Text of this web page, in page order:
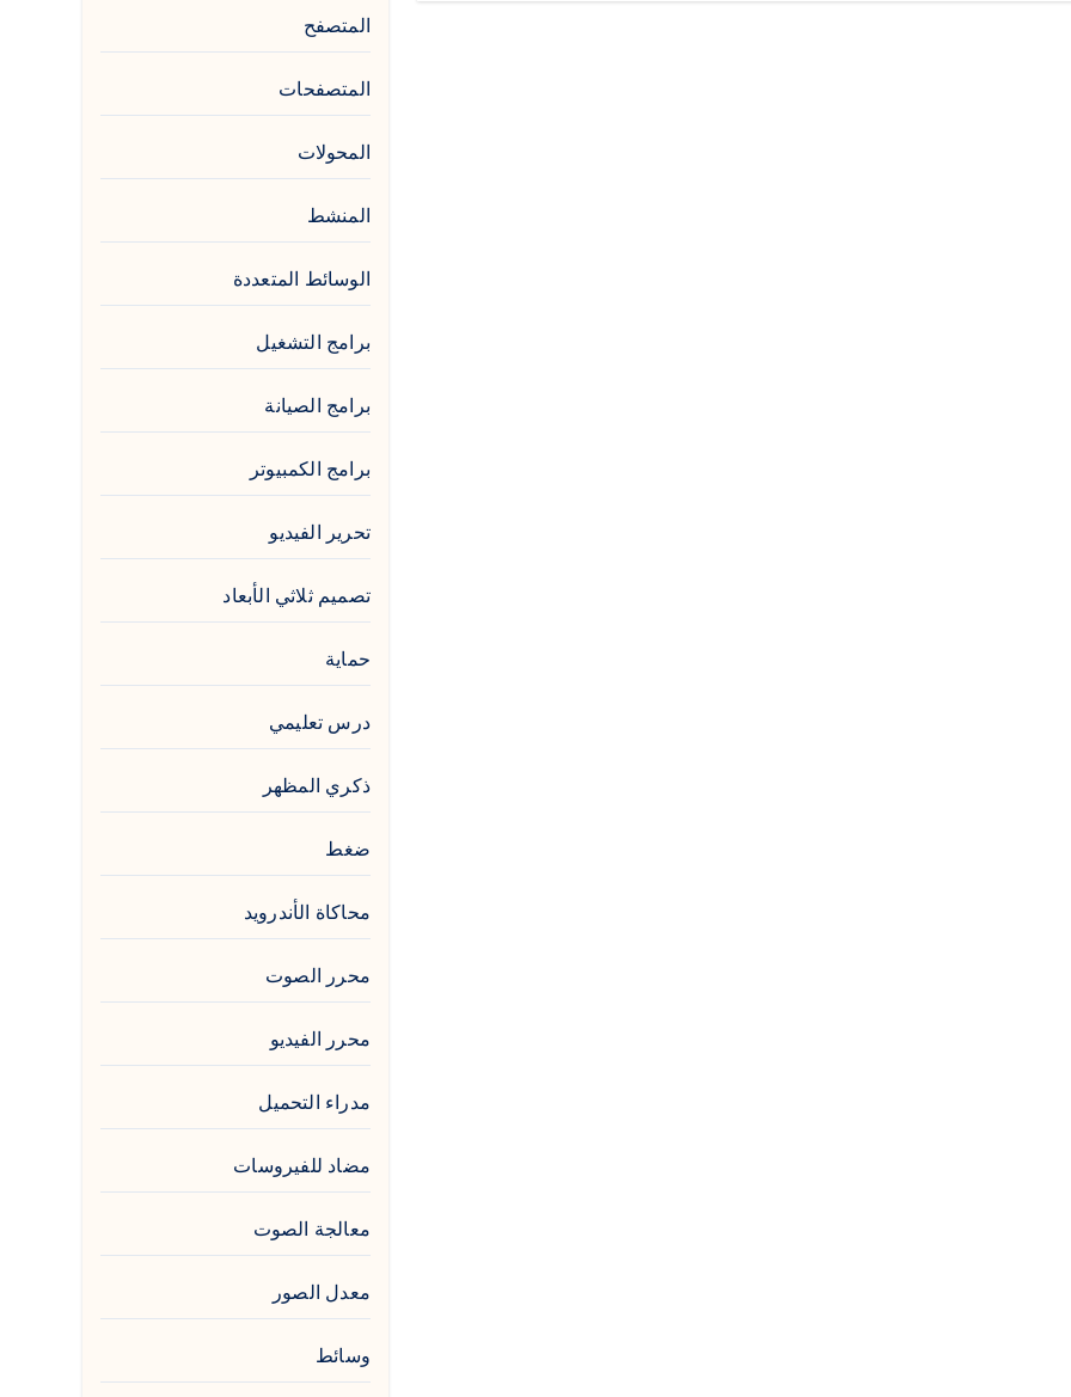
المتصفح
المتصفحات
المحولات
المنشط
الوسائط المتعددة
برامج التشغيل
برامج الصيانة
برامج الكمبيوتر
تحرير الفيديو
تصميم ثلاثي الأبعاد
حماية
درس تعليمي
ذكري المظهر
ضغط
محاكاة الأندرويد
محرر الصوت
محرر الفيديو
مدراء التحميل
مضاد للفيروسات
معالجة الصوت
معدل الصور
وسائط